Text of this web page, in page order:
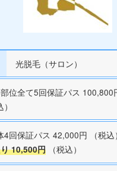
光脱毛（サロン）
位全て5回保証パス 100,800
4回保証パス 42,000円 （税込）
10,500円 （税込）